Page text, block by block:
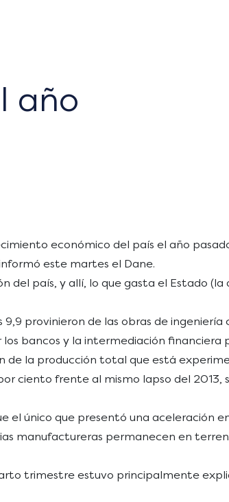
año
económico del país el año
este martes el Dane.
del país, y allí, lo que gasta el Estado
provinieron de las obras de ingeniería
bancos y la intermediación financiera
de la producción total que está
ciento frente al mismo lapso del 2013,
único que presentó una aceleración
manufactureras permanecen en
trimestre estuvo principalmente